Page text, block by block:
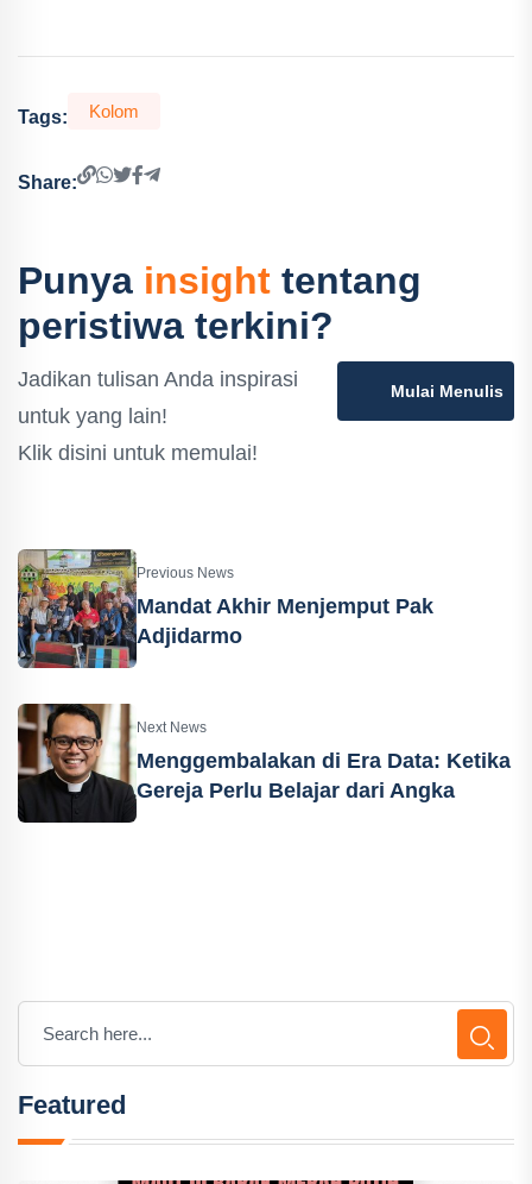
Tags: Kolom
Share:
Punya insight tentang
peristiwa terkini?
Jadikan tulisan Anda inspirasi
untuk yang lain!
Klik disini untuk memulai!
Mulai Menulis
Previous News
Mandat Akhir Menjemput Pak
Adjidarmo
Next News
Menggembalakan di Era Data: Ketika
Gereja Perlu Belajar dari Angka
Featured